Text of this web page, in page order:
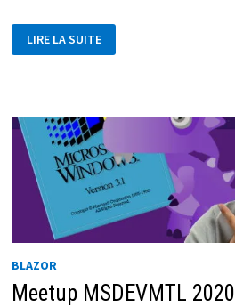
BLAZOR
SERVER
–
SERVEUR
LIRE LA SUITE
BLAZOR
Meetup MSDEVMTL 2020